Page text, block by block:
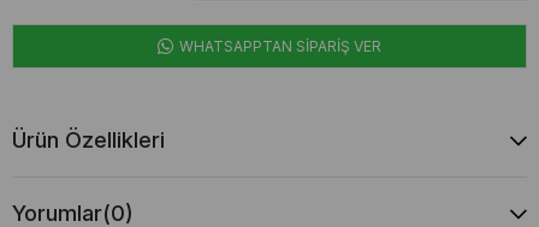
WHATSAPPTAN SİPARİŞ VER
Ürün Özellikleri
Yorumlar(0)